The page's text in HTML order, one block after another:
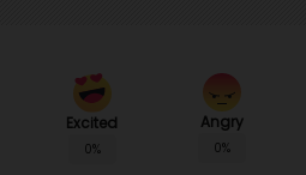
Excited
0%
Angry
0%